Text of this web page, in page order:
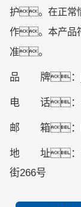
护。在正常
作。本产品
准。
品 牌：
电 话：
邮 箱：
地 址：保
街266号